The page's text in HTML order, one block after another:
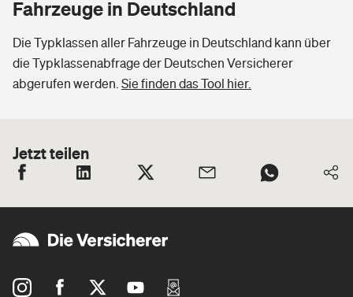
Fahrzeuge in Deutschland
Die Typklassen aller Fahrzeuge in Deutschland kann über
die Typklassenabfrage der Deutschen Versicherer
abgerufen werden. Sie finden das Tool hier.
Jetzt teilen